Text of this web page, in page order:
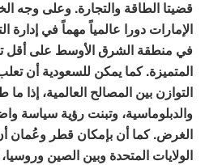
قضيتا الطاقة والتجارة. وعلى وجه
الإمارات دورا عالمياً مهماً في إدارة
في منطقة الشرق الأوسط على أقل
المتميزة. كما يمكن للسعودية أن
التوازن بين المصالح العالمية، إذا
والدبلوماسية، وتبنت رؤية سياسة
الغرض. كما أن بإمكان قطر وعُمان
الولايات المتحدة وبين الصين